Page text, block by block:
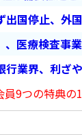
出国停止、外
、医療検査事
行業界、利ざ
員9つの特典の